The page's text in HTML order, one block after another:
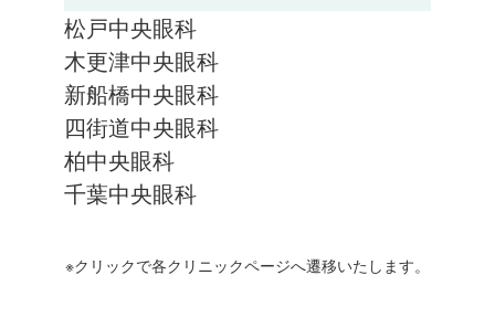
松戸中央眼科
木更津中央眼科
新船橋中央眼科
四街道中央眼科
柏中央眼科
千葉中央眼科
※クリックで各クリニックページへ遷移いたします。